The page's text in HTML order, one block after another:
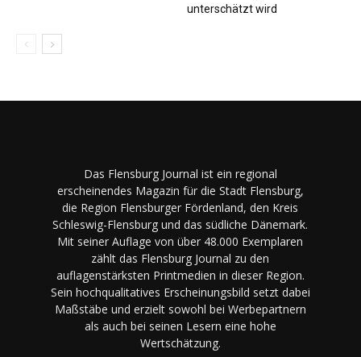
unterschätzt wird
Das Flensburg Journal ist ein regional
erscheinendes Magazin für die Stadt Flensburg,
die Region Flensburger Fördenland, den Kreis
Schleswig-Flensburg und das südliche Dänemark.
Mit seiner Auflage von über 48.000 Exemplaren
zählt das Flensburg Journal zu den
auflagenstärksten Printmedien in dieser Region.
Sein hochqualitatives Erscheinungsbild setzt dabei
Maßstäbe und erzielt sowohl bei Werbepartnern
als auch bei seinen Lesern eine hohe
Wertschätzung.